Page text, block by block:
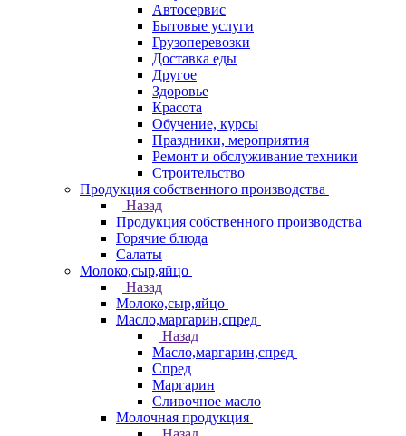
Автосервис
Бытовые услуги
Грузоперевозки
Доставка еды
Другое
Здоровье
Красота
Обучение, курсы
Праздники, мероприятия
Ремонт и обслуживание техники
Строительство
Продукция собственного производства
Назад
Продукция собственного производства
Горячие блюда
Салаты
Молоко,сыр,яйцо
Назад
Молоко,сыр,яйцо
Масло,маргарин,спред
Назад
Масло,маргарин,спред
Спред
Маргарин
Сливочное масло
Молочная продукция